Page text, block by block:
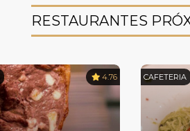
RESTAURANTES
4.76 CAFETERIA